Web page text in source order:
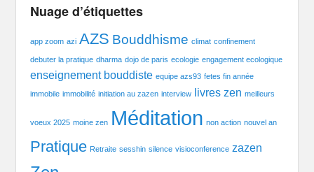
Nuage d’étiquettes
app zoom azi AZS Bouddhisme climat confinement
debuter la pratique dharma dojo de paris ecologie engagement ecologique
enseignement bouddiste equipe azs93 fetes fin année
immobile immobilité initiation au zazen interview livres zen meilleurs
voeux 2025 moine zen Méditation non action nouvel an
Pratique Retraite sesshin silence visioconference zazen